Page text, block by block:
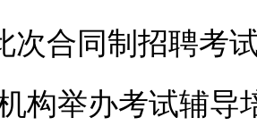
合同制招聘考
构举办考试辅导